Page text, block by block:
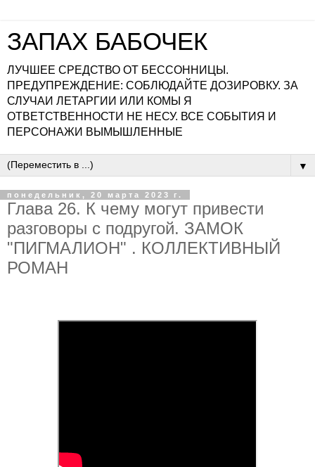
ЗАПАХ БАБОЧЕК
ЛУЧШЕЕ СРЕДСТВО ОТ БЕССОННИЦЫ.
ПРЕДУПРЕЖДЕНИЕ: СОБЛЮДАЙТЕ ДОЗИРОВКУ. ЗА
СЛУЧАИ ЛЕТАРГИИ ИЛИ КОМЫ Я
ОТВЕТСТВЕННОСТИ НЕ НЕСУ. ВСЕ СОБЫТИЯ И
ПЕРСОНАЖИ ВЫМЫШЛЕННЫЕ
▼
понедельник, 20 марта 2023 г.
Глава 26. К чему могут привести
разговоры с подругой. ЗАМОК
"ПИГМАЛИОН" . КОЛЛЕКТИВНЫЙ
РОМАН